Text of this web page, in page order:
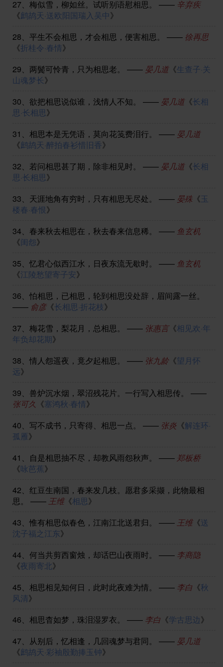
27、 梅似雪，柳如丝。试听别语慰相思。 —— 辛弃疾
《鹧鸪天·送欧阳国瑞入吴中》
28、 平生不会相思，才会相思，便害相思。 —— 徐再思
《折桂令·春情》
29、 两鬓可怜青，只为相思老。 —— 晏几道《生查子·关
山魂梦长》
30、 欲把相思说似谁，浅情人不知。 —— 晏几道《长相
思·长相思》
31、 相思本是无凭语，莫向花笺费泪行。 —— 晏几道
《鹧鸪天·醉拍春衫惜旧香》
32、 若问相思甚了期，除非相见时。 —— 晏几道《长相
思·长相思》
33、 天涯地角有穷时，只有相思无尽处。 —— 晏殊 《玉
楼春·春恨》
34、 春来秋去相思在，秋去春来信息稀。 —— 鱼玄机
《闺怨》
35、 忆君心似西江水，日夜东流无歇时。 —— 鱼玄机
《江陵愁望寄子安》
36、 怕相思，已相思，轮到相思没处辞，眉间露一丝。
—— 俞彦《长相思·折花枝》
37、 梅花雪，梨花月，总相思。 —— 张惠言《相见欢·年
年负却花期》
38、 情人怨遥夜，竟夕起相思。 —— 张九龄《望月怀
远》
39、 兽炉沉水烟，翠沼残花片。一行写入相思传。
——
张可久 《塞鸿秋·春情》
40、 写不成书，只寄得、相思一点。 —— 张炎 《解连环·
孤雁》
41、 自是相思抽不尽，却教风雨怨秋声。 —— 郑板桥
《咏芭蕉》
42、 红豆生南国，春来发几枝。愿君多采撷，此物最相
思。
—— 王维《相思》
43、 惟有相思似春色，江南江北送君归。 —— 王维《送
沈子福之江东》
44、 何当共剪西窗烛，却话巴山夜雨时。 —— 李商隐
《夜雨寄北》
45、 相思相见知何日，此时此夜难为情。 —— 李白 《秋
风清》
46、 相思杳如梦，珠泪湿罗衣。 —— 李白 《学古思边》
47、 从别后，忆相逢，几回魂梦与君同。 —— 晏几道
《鹧鸪天·彩袖殷勤捧玉钟》